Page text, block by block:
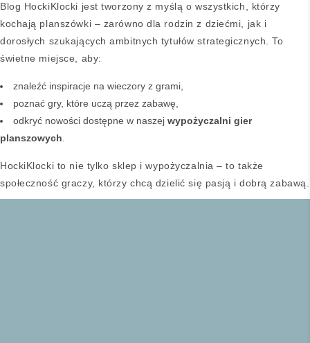
Blog HockiKlocki jest tworzony z myślą o wszystkich, którzy
kochają planszówki – zarówno dla rodzin z dziećmi, jak i
dorosłych szukających ambitnych tytułów strategicznych. To
świetne miejsce, aby:
znaleźć inspiracje na wieczory z grami,
poznać gry, które uczą przez zabawę,
odkryć nowości dostępne w naszej wypożyczalni gier
planszowych
HockiKlocki to nie tylko sklep iwypożyczalnia – to także
społeczność graczy, którzy chcą dzielić się pasją i dobrą zabawą.